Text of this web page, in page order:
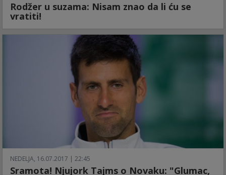
Rodžer u suzama: Nisam znao da li ću se
vratiti!
NEDELJA, 16.07.2017 | 22:45
Sramota! Njujork Tajms o Novaku: "Glumac,